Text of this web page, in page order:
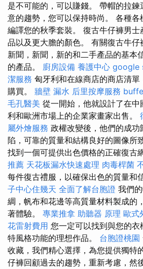
是不可能的，可以賺錢。 帶帽的拉
意的趨勢，您可以保持時尚。 各種各
編譯您的秋季套裝。 復古牛仔褲男士
品以及更大膽的顏色。 有關復古牛仔
新聞，新聞，新的和二手產品的基本
的產品。 廚房設備 養護中心 google
潔服務 匈牙利和在線商店的商店清單
購買。 牆壁 漏水 后里按摩服務
毛孔醫美 從一開始，他就設計了在
利和歐洲市場上的企業家畫家出售。
屬外燴服務 政權改變後，他們的成
陷，可靠的質量和結構良好的圖像所
找到一個可提供出色價格的正確復古
推薦 天花板漏水快速處理 肉毒桿菌
每件復古禮服，以確保出色的質量和
子中心住幾天 全面了解台胞證 我們
綢，帆布和花邊等高質量材料製成的
著體驗。 專業推拿 助聽器 原理 歐式
花雷射費用 您一定可以找到與您的
特風格功能的理想作品。 台胞證桃園
收藏，我們精心選擇，為您提供獨特
仔褲回顧過去的趨勢，重新考慮，然